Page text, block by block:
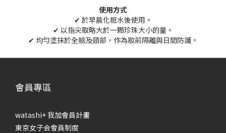
使用方式
✔ 於早晨化粧水後使用。
✔ 以指尖取略大於一顆珍珠大小的量。
✔ 均勻塗抹於全臉及頸部，作為妝前隔離與日間防護。
會員專區
watashi+ 我加會員計畫
東京女子会會員制度